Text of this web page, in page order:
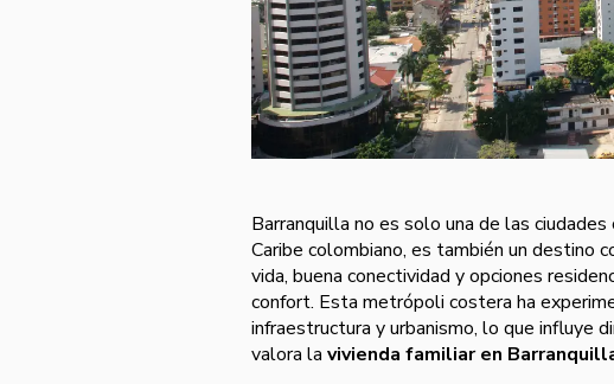
Barranquilla no es solo una de las
Caribe colombiano, es también un destino
vida, buena conectividad y opciones
confort. Esta metrópoli costera ha
infraestructura y urbanismo, lo que influye
valora la vivienda familiar en